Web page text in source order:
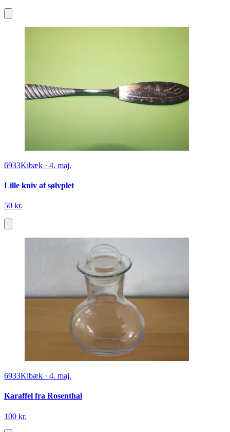
6933Kibæk · 4. maj.
Lille kniv af sølvplet
50 kr.
6933Kibæk · 4. maj.
Karaffel fra Rosenthal
100 kr.